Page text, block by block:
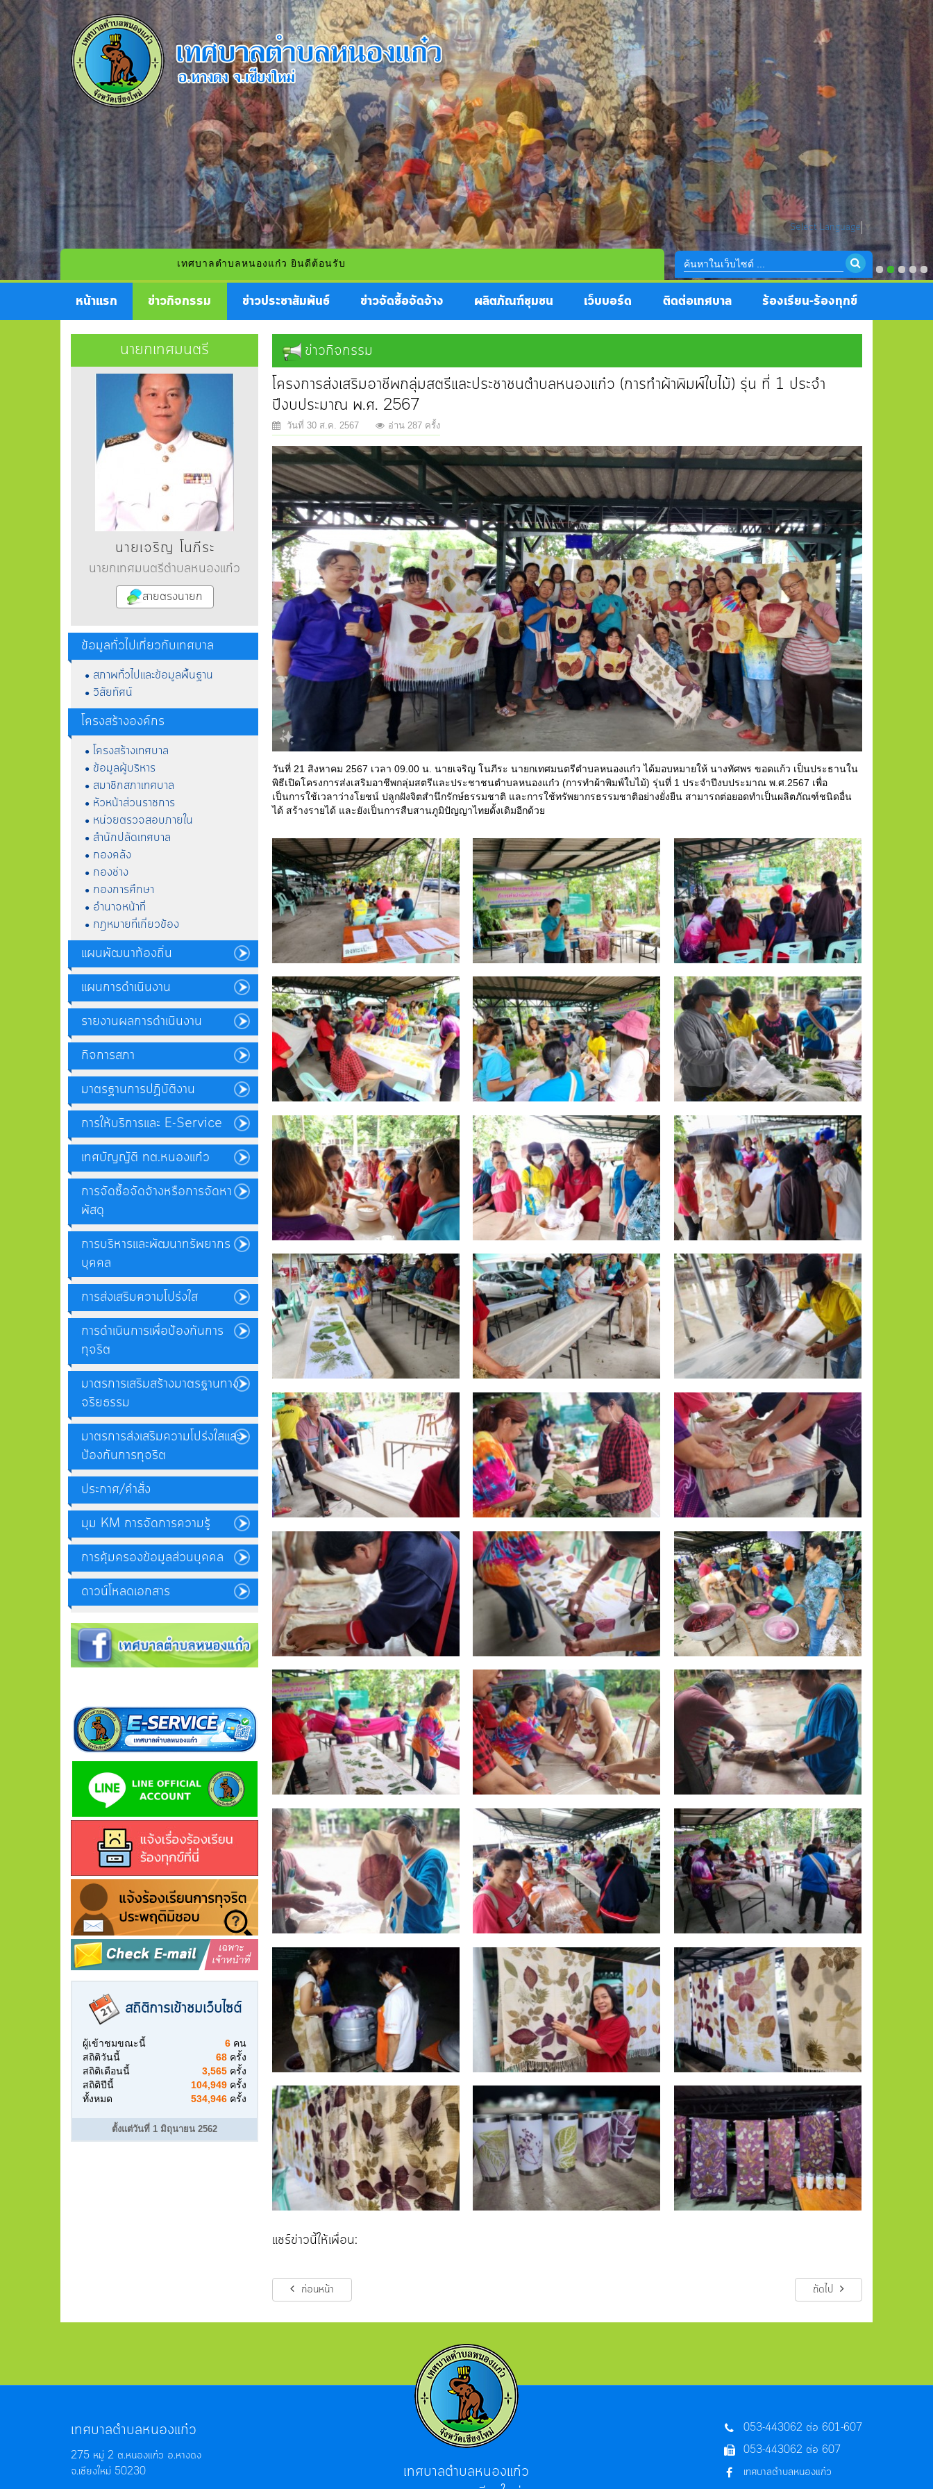
เทศบาลตำบลหนองแก๋ว ยินดีต้อนรับ
Select Language ▼
หน้าแรก ข่าวกิจกรรม ข่าวประชาสัมพันธ์ ข่าวจัดซื้อจัดจ้าง ผลิตภัณฑ์ชุมชน เว็บบอร์ด ติดต่อเทศบาล ร้องเรียน-ร้องทุกข์
นายกเทศมนตรี
นายเจริญ โนภีระ
นายกเทศมนตรีตำบลหนองแก๋ว
สายตรงนายก
ข้อมูลทั่วไปเกี่ยวกับเทศบาล
สภาพทั่วไปและข้อมูลพื้นฐาน
วิสัยทัศน์
โครงสร้างองค์กร
โครงสร้างเทศบาล
ข้อมูลผู้บริหาร
สมาชิกสภาเทศบาล
หัวหน้าส่วนราชการ
หน่วยตรวจสอบภายใน
สำนักปลัดเทศบาล
กองคลัง
กองช่าง
กองการศึกษา
อำนาจหน้าที่
กฎหมายที่เกี่ยวข้อง
แผนพัฒนาท้องถิ่น
แผนการดำเนินงาน
รายงานผลการดำเนินงาน
กิจการสภา
มาตรฐานการปฏิบัติงาน
การให้บริการและ E-Service
เทศบัญญัติ ทต.หนองแก๋ว
การจัดซื้อจัดจ้างหรือการจัดหา
พัสดุ
การบริหารและพัฒนาทรัพยากร
บุคคล
การส่งเสริมความโปร่งใส
การดำเนินการเพื่อป้องกันการ
ทุจริต
มาตรการเสริมสร้างมาตรฐานทาง
จริยธรรม
มาตรการส่งเสริมความโปร่งใสและ
ป้องกันการทุจริต
ประกาศ/คำสั่ง
มุม KM การจัดการความรู้
การคุ้มครองข้อมูลส่วนบุคคล
ดาวน์โหลดเอกสาร
สถิติการเข้าชมเว็บไซต์
ผู้เข้าชมขณะนี้ 6 คน
สถิติวันนี้
68 ครั้ง
สถิติเดือนนี้
3,565 ครั้ง
สถิติปีนี้
104,949 ครั้ง
ทั้งหมด
534,946 ครั้ง
ตั้งแต่วันที่ 1 มิถุนายน 2562
ข่าวกิจกรรม
โครงการส่งเสริมอาชีพกลุ่มสตรีและประชาชนตำบลหนองแก๋ว (การทำผ้าพิมพ์ใบไม้) รุ่น ที่ 1 ประจำ
ปีงบประมาณ พ.ศ. 2567
วันที่ 30 ส.ค. 2567 อ่าน 287 ครั้ง
วันที่ 21 สิงหาคม 2567 เวลา 09.00 น. นายเจริญ โนภีระ นายกเทศมนตรีตำบลหนองแก๋ว ได้มอบหมายให้ นางทัศพร ขอดแก้ว เป็นประธานใน
พิธีเปิดโครงการส่งเสริมอาชีพกลุ่มสตรีและประชาชนตำบลหนองแก๋ว (การทำผ้าพิมพ์ใบไม้) รุ่นที่ 1 ประจำปีงบประมาณ พ.ศ.2567 เพื่อ
เป็นการใช้เวลาว่างโยชน์ ปลูกฝังจิตสำนึกรักษ์ธรรมชาติ และการใช้ทรัพยากรธรรมชาติอย่างยั่งยืน สามารถต่อยอดทำเป็นผลิตภัณฑ์ชนิดอื่น
ได้ สร้างรายได้ และยังเป็นการสืบสานภูมิปัญญาไทยดั้งเดิมอีกด้วย
แชร์ข่าวนี้ให้เพื่อน:
ก่อนหน้า ถัดไป
เทศบาลตำบลหนองแก๋ว
275 หมู่ 2 ต.หนองแก๋ว อ.หางดง
จ.เชียงใหม่ 50230
เทศบาลตำบลหนองแก๋ว
053-443062 ต่อ 601-607
053-443062 ต่อ 607
เทศบาลตำบลหนองแก๋ว